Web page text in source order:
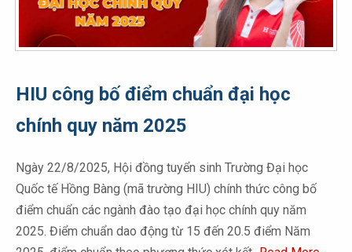
HIU công bố điểm chuẩn đại học
chính quy năm 2025
Ngày 22/8/2025, Hội đồng tuyển sinh Trường Đại học
Quốc tế Hồng Bàng (mã trường HIU) chính thức công bố
điểm chuẩn các ngành đào tạo đại học chính quy năm
2025. Điểm chuẩn dao động từ 15 đến 20.5 điểm Năm